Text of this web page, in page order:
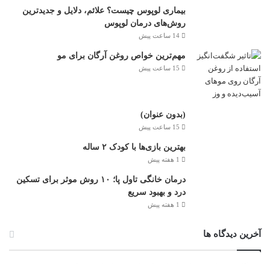
بیماری لوپوس چیست؟ علائم، دلایل و جدیدترین
روش‌های درمان لوپوس
14 ساعت پیش
مهم‌ترین خواص روغن آرگان برای مو
15 ساعت پیش
(بدون عنوان)
15 ساعت پیش
بهترین بازی‌ها با کودک ۲ ساله
1 هفته پیش
درمان خانگی تاول پا؛ ۱۰ روش موثر برای تسکین
درد و بهبود سریع
1 هفته پیش
آخرین دیدگاه ها